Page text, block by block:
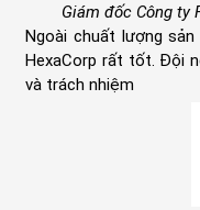
Giám đốc Công ty
Ngoài chuất lượng
HexaCorp rất tốt. Đội
và trách nhiệm